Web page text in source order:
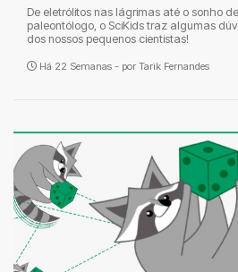
De eletrólitos nas lágrimas até o sonho
paleontólogo, o SciKids traz algumas
dos nossos pequenos cientistas!
Há 22 Semanas - por Tarik Fernandes